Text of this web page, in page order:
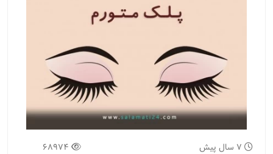
7 سال پیش 68974